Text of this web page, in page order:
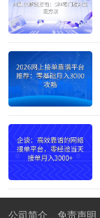
公司简介 免责声明